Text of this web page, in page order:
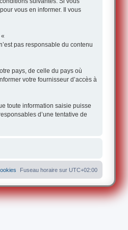
vous en informer. Il vous
pas responsable du contenu
pays, de celle du pays où
votre fournisseur d’accès à
toute information saisie puisse
d’une tentative de
Fuseau horaire sur UTC+02:00